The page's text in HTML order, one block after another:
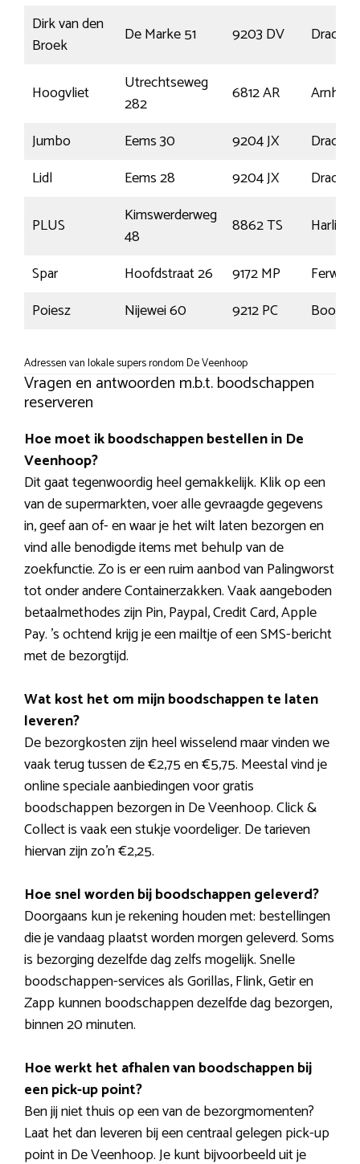
Dirk van den
Broek
De Marke 51 9203 DV
Hoogvliet
Utrechtseweg
282
6812 AR
Arnhem
Jumbo
Eems 30 9204 JX
Lidl
Eems 28 9204 JX
PLUS
Kimswerderweg
48
8862 TS
Spar
Hoofdstraat 26 9172 MP
Ferwert
Poiesz
Nijewei 60 9212 PC
Adressen van lokale supers rondom De Veenhoop
Vragen en antwoorden m.b.t. boodschappen
reserveren
Hoe moet ik boodschappen bestellen in De
Veenhoop?
Dit gaat tegenwoordig heel gemakkelijk. Klik op een
van de supermarkten, voer alle gevraagde gegevens
in, geef aan of- en waar je het wilt laten bezorgen en
vind alle benodigde items met behulp van de
zoekfunctie. Zo is er een ruim aanbod van Palingworst
tot onder andere Containerzakken. Vaak aangeboden
betaalmethodes zijn Pin, Paypal, Credit Card, Apple
Pay. ’s ochtend krijg je een mailtje of een SMS-bericht
met de bezorgtijd.
Wat kost het om mijn boodschappen te laten
leveren?
De bezorgkosten zijn heel wisselend maar vinden we
vaak terug tussen de €2,75 en €5,75. Meestal vind je
online speciale aanbiedingen voor gratis
boodschappen bezorgen in De Veenhoop. Click &
Collect is vaak een stukje voordeliger. De tarieven
hiervan zijn zo’n €2,25.
Hoe snel worden bij boodschappen geleverd?
Doorgaans kun je rekening houden met: bestellingen
die je vandaag plaatst worden morgen geleverd. Soms
is bezorging dezelfde dag zelfs mogelijk. Snelle
boodschappen-services als Gorillas, Flink, Getir en
Zapp kunnen boodschappen dezelfde dag bezorgen,
binnen 20 minuten.
Hoe werkt het afhalen van boodschappen bij
een pick-up point?
Ben jij niet thuis op een van de bezorgmomenten?
Laat het dan leveren bij een centraal gelegen pick-up
point in De Veenhoop. Je kunt bijvoorbeeld uit je